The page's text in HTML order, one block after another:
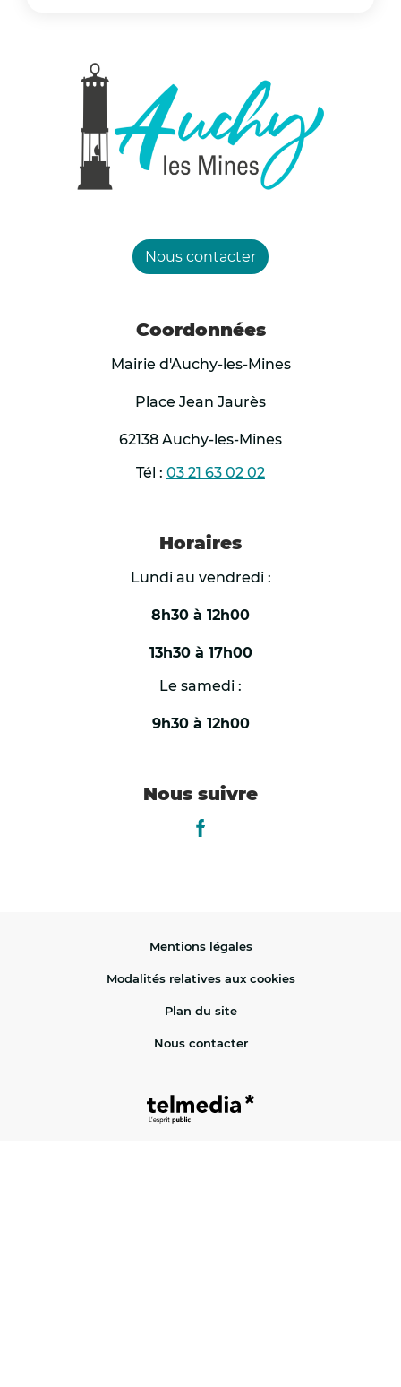
Nous contacter
Coordonnées
Mairie d'Auchy-les-Mines
Place Jean Jaurès
62138 Auchy-les-Mines
Tél : 03 21 63 02 02
Horaires
Lundi au vendredi :
8h30 à 12h00
13h30 à 17h00
Le samedi :
9h30 à 12h00
Nous suivre
Lien vers le facebook de la
Mentions légales
Modalités relatives aux cookies
Plan du site
Nous contacter